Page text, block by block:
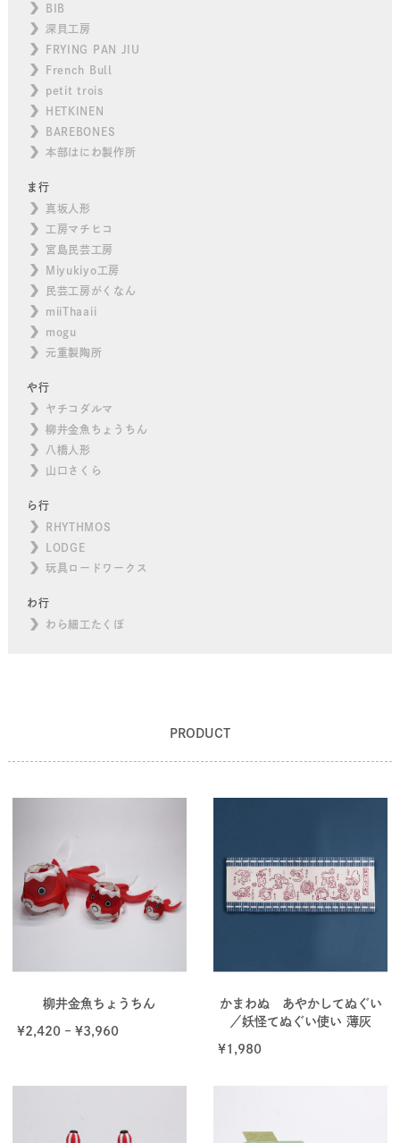
BIB
深貝工房
FRYING PAN JIU
French Bull
petit trois
HETKINEN
BAREBONES
本部はにわ製作所
ま行
真坂人形
工房マチヒコ
宮島民芸工房
Miyukiyo工房
民芸工房がくなん
miiThaaii
mogu
元重製陶所
や行
ヤチコダルマ
柳井金魚ちょうちん
八橋人形
山口さくら
ら行
RHYTHMOS
LODGE
玩具ロードワークス
わ行
わら細工たくぼ
PRODUCT
柳井金魚ちょうちん
¥2,420– ¥3,960
かまわぬ あやかしてぬぐい
／妖怪てぬぐい使い 薄灰
¥1,980